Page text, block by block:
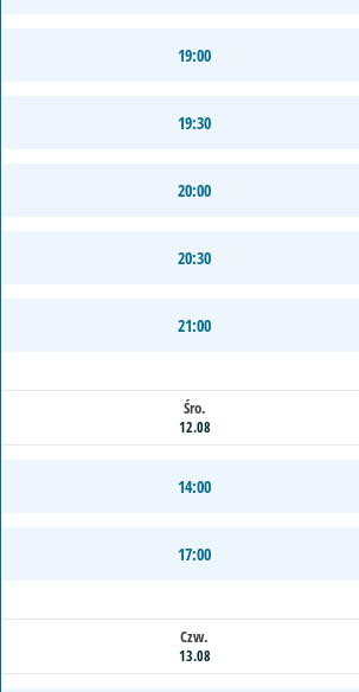
19:00
19:30
20:00
20:30
21:00
Śro.
12.08
14:00
17:00
Czw.
13.08